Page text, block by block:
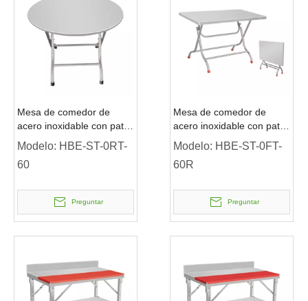
Mesa de comedor de
acero inoxidable con patas
redondas Mesa redonda
Modelo: HBE-ST-0RT-
60
Preguntar
Mesa de comedor de
acero inoxidable con patas
redondas.
Modelo: HBE-ST-0FT-
60R
Preguntar